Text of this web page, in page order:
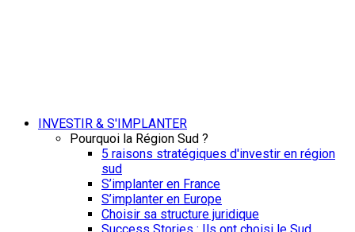
INVESTIR & S'IMPLANTER
Pourquoi la Région Sud ?
5 raisons stratégiques d'investir en région
sud
S’implanter en France
S’implanter en Europe
Choisir sa structure juridique